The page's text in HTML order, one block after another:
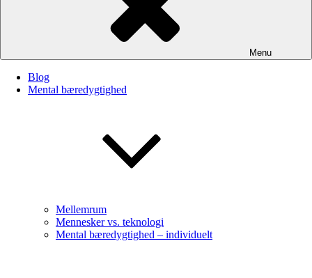
Menu
Blog
Mental bæredygtighed
Mellemrum
Mennesker vs. teknologi
Mental bæredygtighed – individuelt